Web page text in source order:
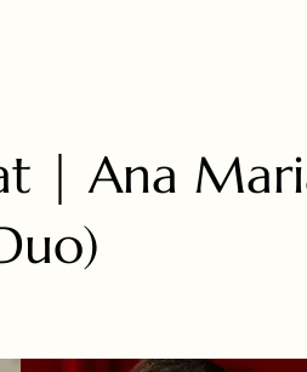
| Ana